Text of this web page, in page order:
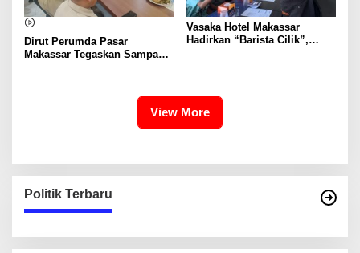
Dirut Perumda Pasar
Makassar Tegaskan Sampah
Vasaka Hotel Makassar
Hadirkan “Barista Cilik”,
View More
Politik Terbaru